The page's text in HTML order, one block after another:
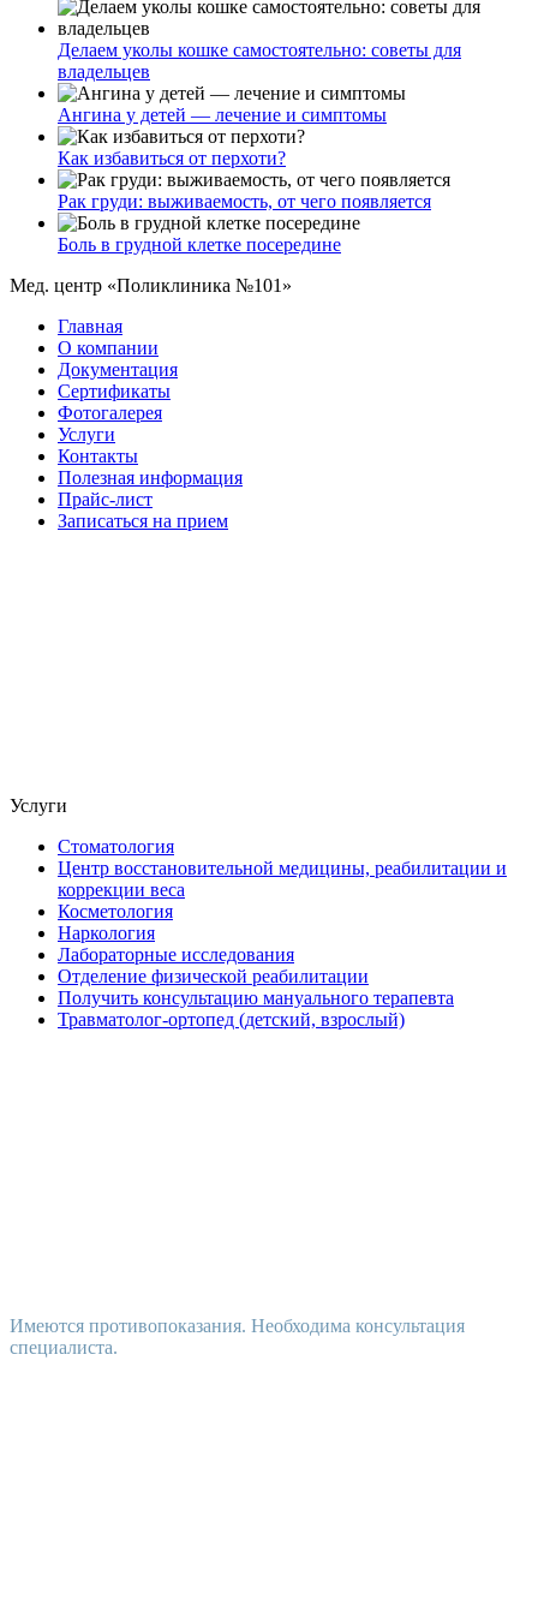
Делаем уколы кошке самостоятельно: советы для
владельцев
Ангина у детей — лечение и симптомы
Как избавиться от перхоти?
Рак груди: выживаемость, от чего появляется
Боль в грудной клетке посередине
Мед. центр «Поликлиника №101»
Главная
О компании
Документация
Сертификаты
Фотогалерея
Услуги
Контакты
Полезная информация
Прайс-лист
Записаться на прием
Услуги
Стоматология
Центр восстановительной медицины, реабилитации и
коррекции веса
Косметология
Наркология
Лабораторные исследования
Отделение физической реабилитации
Получить консультацию мануального терапевта
Травматолог-ортопед (детский, взрослый)
Имеются противопоказания. Необходима консультация
специалиста.